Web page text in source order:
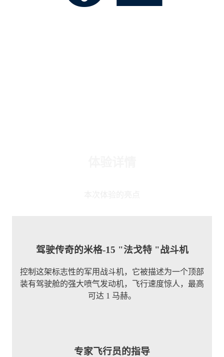
驾驶传奇的米格-15 "法戈特 "战斗机
控制这架标志性的军用战斗机，它被描述为一个顶部
装有驾驶舱的强大喷气发动机，飞行速度惊人，最高
可达 1 马赫。
专家飞行员的指导